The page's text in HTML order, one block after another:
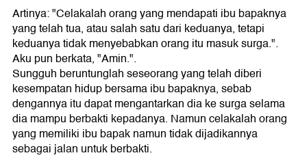
Artinya: "Celakalah orang yang mendapati ibu bapaknya
yang telah tua, atau salah satu dari keduanya, tetapi
keduanya tidak menyebabkan orang itu masuk surga.".
Aku pun berkata, "Amin.".
Sungguh beruntunglah seseorang yang telah diberi
kesempatan hidup bersama ibu bapaknya, sebab
dengannya itu dapat mengantarkan dia ke surga selama
dia mampu berbakti kepadanya. Namun celakalah orang
yang memiliki ibu bapak namun tidak dijadikannya
sebagai jalan untuk berbakti.